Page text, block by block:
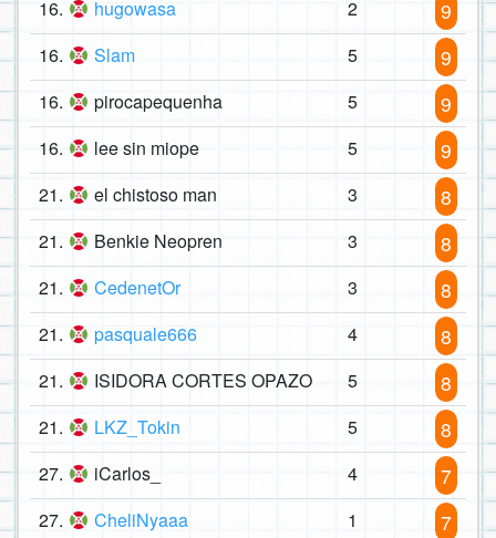
16. hugowasa 2 9
16. Slam 5 9
16. pirocapequenha 5 9
16. lee sin miope 5 9
21. el chistoso man 3 8
21. Benkie Neopren 3 8
21. CedenetOr 3 8
21. pasquale666 4 8
21. ISIDORA CORTES OPAZO 5 8
21. LKZ_Tokin 5 8
27. iCarlos_ 4 7
27. CheliNyaaa 1 7